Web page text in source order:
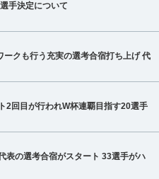
手決定について
ークも行う充実の選考合宿打ち上げ 代
2回目が行われW杯連覇目指す20選手
表の選考合宿がスタート 33選手がハ